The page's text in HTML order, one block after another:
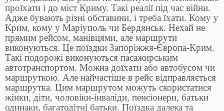
проїхати і до міст Криму. Такі реалії під час війни.
Адже бувають різні обставини, і треба їхати. Кому у
Крим, кому у Маріуполь чи Бердянськ. Нехай не
прямим рейсом, манівцями, але маршрути
виконуються. Це поїздки Запоріжжя-Європа-Крим.
Такі подорожі виконуються пасажирським
автотранспортом. Можна доїхати або автобусом чи
маршруткою. Але найчастіше в рейс відправляється
маршрутка. Цим маршрутом можуть скористатися
жінки, діти, чоловіки-інваліди, пенсіонери, батьки
одинаки, багатодітні батьки. Поїздка далека та